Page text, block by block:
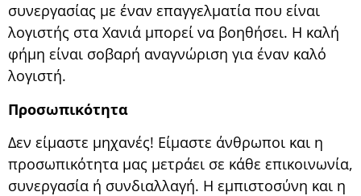
συνεργασίας με έναν επαγγελματία που είναι
λογιστής στα Χανιά μπορεί να βοηθήσει. Η καλή
φήμη είναι σοβαρή αναγνώριση για έναν καλό
λογιστή.
Προσωπικότητα
Δεν είμαστε μηχανές! Είμαστε άνθρωποι και η
προσωπικότητα μας μετράει σε κάθε επικοινωνία,
συνεργασία ή συνδιαλλαγή. Η εμπιστοσύνη και η